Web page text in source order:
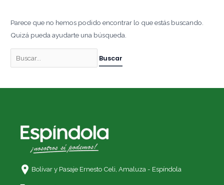
Parece que no hemos podido encontrar lo que estás buscando.
Quizá pueda ayudarte una búsqueda.
Bolívar y Pasaje Ernesto Celi, Amaluza - Espíndola